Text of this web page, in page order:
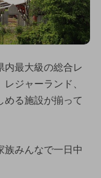
内最大級の総合レ
ジャーランド、
める施設が揃って
族みんなで一日中